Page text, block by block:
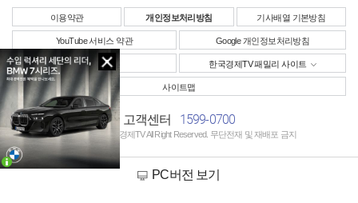
이용약관 개인정보처리방침 기사배열 기본방침
YouTube 서비스 약관 Google 개인정보처리방침
사업자정보 한국경제TV 패밀리 사이트
사이트맵
고객센터 1599-0700
Copyright © 한국경제TV All Right Reserved. 무단전재 및 재배포 금지
PC버전 보기